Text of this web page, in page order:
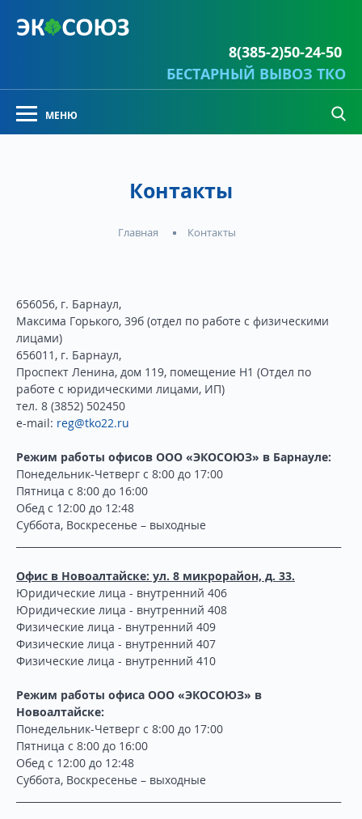
8(385-2)50-24-50
БЕСТАРНЫЙ ВЫВОЗ ТКО
Контакты
Главная Контакты
656056, г. Барнаул,
Максима Горького, 39б (отдел по работе с физическими
лицами)
656011, г. Барнаул,
Проспект Ленина, дом 119, помещение Н1 (Отдел по
работе с юридическими лицами, ИП)
тел. 8 (3852) 502450
е-mail: reg@tko22.ru
Режим работы офисов ООО «ЭКОСОЮЗ» в Барнауле:
Понедельник-Четверг с 8:00 до 17:00
Пятница с 8:00 до 16:00
Обед с 12:00 до 12:48
Суббота, Воскресенье – выходные
Офис в Новоалтайске: ул. 8 микрорайон, д. 33.
Юридические лица - внутренний 406
Юридические лица - внутренний 408
Физические лица - внутренний 409
Физические лица - внутренний 407
Физические лица - внутренний 410
Режим работы офиса ООО «ЭКОСОЮЗ» в
Новоалтайске:
Понедельник-Четверг с 8:00 до 17:00
Пятница с 8:00 до 16:00
Обед с 12:00 до 12:48
Суббота, Воскресенье – выходные